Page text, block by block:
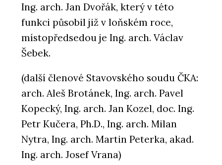
Ing. arch. Jan Dvořák, který v této
funkci působil již v loňském roce,
místopředsedou je Ing. arch. Václav
Šebek.
(další členové Stavovského soudu ČKA:
arch. Aleš Brotánek, Ing. arch. Pavel
Kopecký, Ing. arch. Jan Kozel, doc. Ing.
Petr Kučera, Ph.D., Ing. arch. Milan
Nytra, Ing. arch. Martin Peterka, akad.
Ing. arch. Josef Vrana)